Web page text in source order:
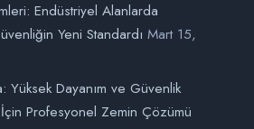
Endüstriyel Alanlarda
Yeni Standardı Mart 15,
Yüksek Dayanım ve Güvenlik
Profesyonel Zemin Çözümü